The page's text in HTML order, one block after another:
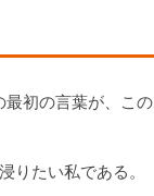
最初の言葉が、この
りたい私である。